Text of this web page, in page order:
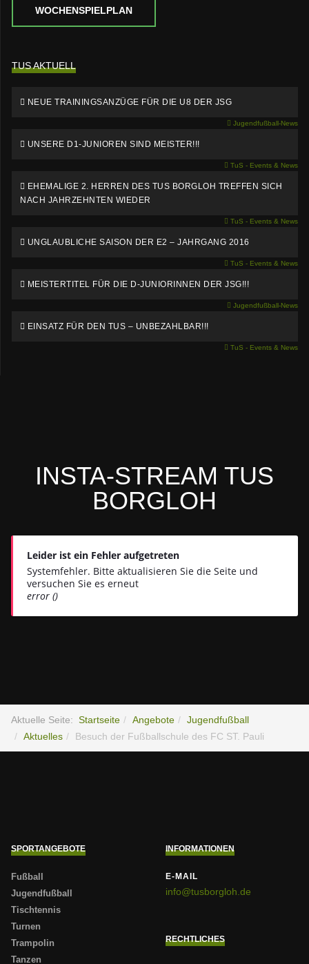
WOCHENSPIELPLAN
TUS AKTUELL
NEUE TRAININGSANZÜGE FÜR DIE U8 DER JSG
Jugendfußball-News
UNSERE D1-JUNIOREN SIND MEISTER!!!
TuS - Events & News
EHEMALIGE 2. HERREN DES TUS BORGLOH TREFFEN SICH
NACH JAHRZEHNTEN WIEDER
TuS - Events & News
UNGLAUBLICHE SAISON DER E2 – JAHRGANG 2016
TuS - Events & News
MEISTERTITEL FÜR DIE D-JUNIORINNEN DER JSG!!!
Jugendfußball-News
EINSATZ FÜR DEN TUS – UNBEZAHLBAR!!!
TuS - Events & News
INSTA-STREAM TUS
BORGLOH
Leider ist ein Fehler aufgetreten
Systemfehler. Bitte aktualisieren Sie die Seite und
versuchen Sie es erneut
error ()
Aktuelle Seite: Startseite Angebote
Jugendfußball
Aktuelles
Besuch der Fußballschule des FC ST. Pauli
SPORTANGEBOTE
Fußball
Jugendfußball
Tischtennis
Turnen
Trampolin
Tanzen
INFORMATIONEN
E-MAIL
info@tusborgloh.de
RECHTLICHES